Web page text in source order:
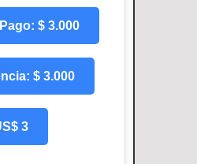
$ 3.000
$ 3.000
3